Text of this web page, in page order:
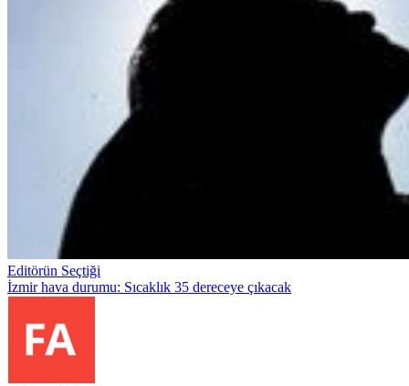
Editörün Seçtiği
İzmir hava durumu: Sıcaklık 35 dereceye çıkacak